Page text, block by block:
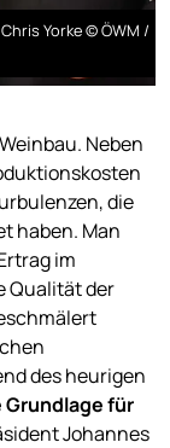
Yorke © ÖWM /
Neben
die
haben. Man
im
Qualität der
des heurigen
für
Johannes